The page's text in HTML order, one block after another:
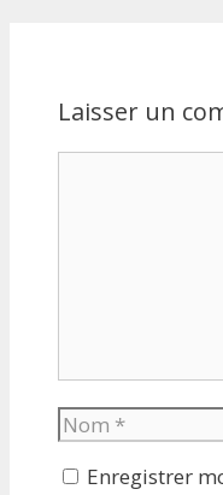
Laisser un
Nom
Enregistrer